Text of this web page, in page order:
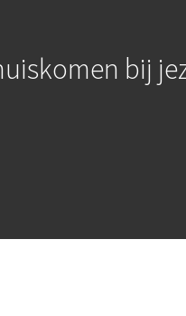
bij